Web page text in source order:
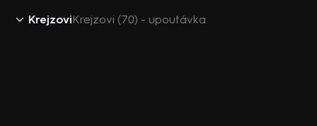
KrejzoviKrejzovi (70) - upoutávka